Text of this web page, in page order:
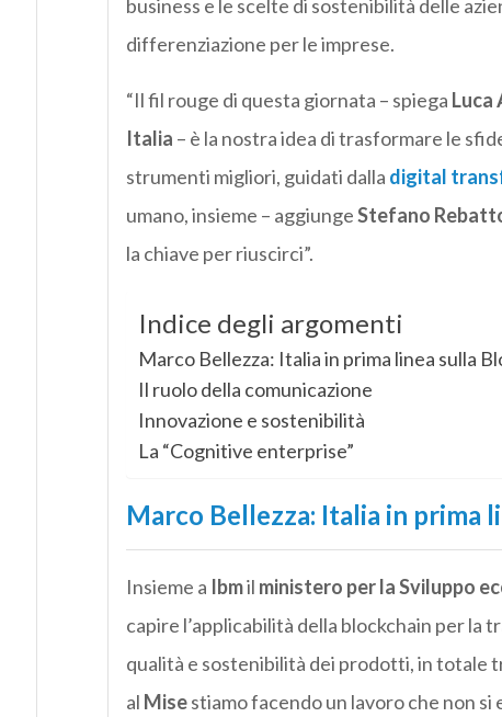
business e le scelte di sostenibilità delle
differenziazione per le imprese.
“Il fil rouge di questa giornata – spiega Luca
Italia – è la nostra idea di trasformare le
strumenti migliori, guidati dalla digital
umano, insieme – aggiungeStefano
la chiave per riuscirci”.
Indice degli argomenti
Marco Bellezza: Italia in prima linea sulla
Il ruolo della comunicazione
Innovazione e sostenibilità
La “Cognitive enterprise”
Marco Bellezza: Italia in prima
Insieme a Ibmil ministero per la Sviluppo
capire l’applicabilità della blockchain per la
qualità e sostenibilità dei prodotti, in totale
al Misestiamo facendo un lavoro che non